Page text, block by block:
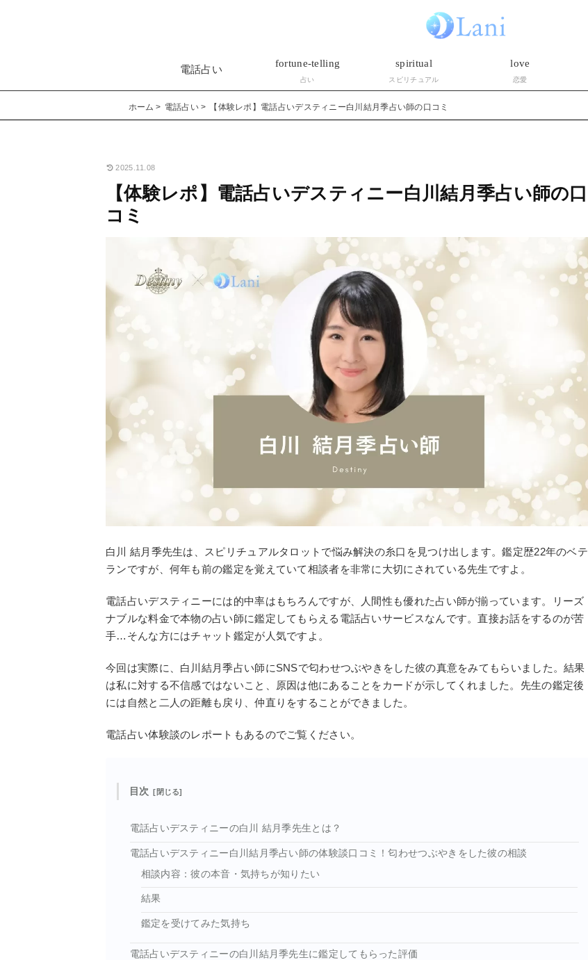
電話占い
fortune-telling
占い
spiritual
スピリチュアル
love
恋愛
ホーム 電話占い 【体験レポ】電話占いデスティニー白川結月季占い師の口コミ
2025.11.08
【体験レポ】電話占いデスティニー白川結月季占い師の口
コミ
白川 結月季先生は、スピリチュアルタロットで悩み解決の糸口を見つけ出します。鑑定歴22年のベテ
ランですが、何年も前の鑑定を覚えていて相談者を非常に大切にされている先生ですよ。
電話占いデスティニーには的中率はもちろんですが、人間性も優れた占い師が揃っています。リーズ
ナブルな料金で本物の占い師に鑑定してもらえる電話占いサービスなんです。直接お話をするのが苦
手…そんな方にはチャット鑑定が人気ですよ。
今回は実際に、白川結月季占い師にSNSで匂わせつぶやきをした彼の真意をみてもらいました。結果
は私に対する不信感ではないこと、原因は他にあることをカードが示してくれました。先生の鑑定後
には自然と二人の距離も戻り、仲直りをすることができました。
電話占い体験談のレポートもあるのでご覧ください。
目次
電話占いデスティニーの白川 結月季先生とは？
電話占いデスティニー白川結月季占い師の体験談口コミ！匂わせつぶやきをした彼の相談
相談内容：彼の本音・気持ちが知りたい
結果
鑑定を受けてみた気持ち
電話占いデスティニーの白川結月季先生に鑑定してもらった評価